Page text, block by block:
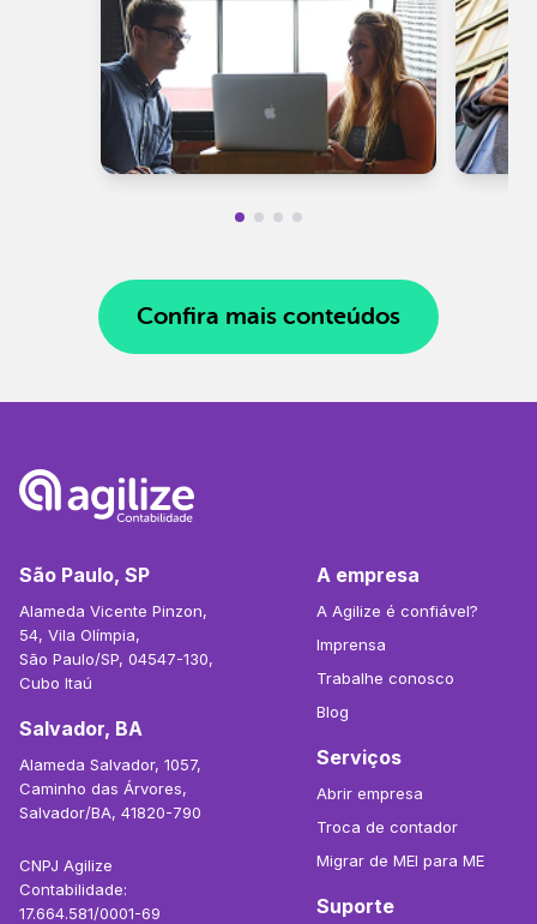
Confira mais conteúdos
São Paulo, SP
Alameda Vicente Pinzon,
54, Vila Olímpia,
São Paulo/SP, 04547-130,
Cubo Itaú
Salvador, BA
Alameda Salvador, 1057,
Caminho das Árvores,
Salvador/BA, 41820-790
CNPJ Agilize
Contabilidade:
17.664.581/0001-69
A empresa
A Agilize é confiável?
Imprensa
Trabalhe conosco
Blog
Serviços
Abrir empresa
Troca de contador
Migrar de MEI para ME
Suporte